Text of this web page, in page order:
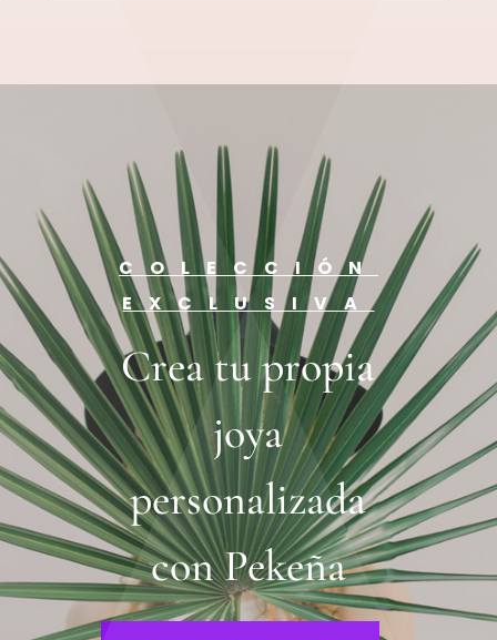
COLECCIÓN
EXCLUSIVA
Crea tu propia
joya
personalizada
con Pekeña